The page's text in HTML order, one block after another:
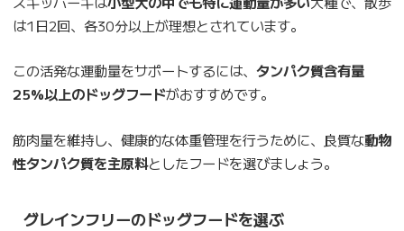
は1日2回、各30分以上が理想とされています。
この活発な運動量をサポートするには、 タンパク質含有量
25%以上のドッグフードがおすすめです。
筋肉量を維持し、健康的な体重管理を行うために、良質な動物
性タンパク質を主原料としたフードを選びましょう。
グレインフリーのドッグフードを選ぶ